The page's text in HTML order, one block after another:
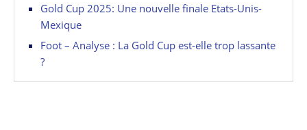
Gold Cup 2025: Une nouvelle finale Etats-Unis-
Mexique
Foot – Analyse : La Gold Cup est-elle trop lassante
?